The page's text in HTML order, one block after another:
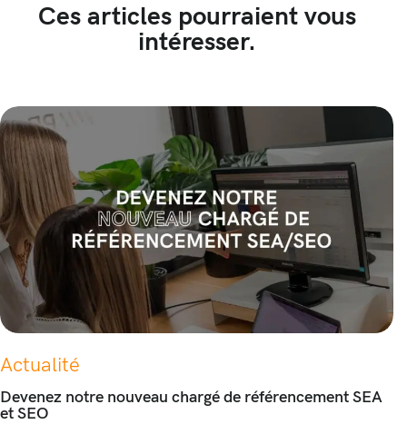
Ces articles pourraient vous
intéresser.
Actualité
Devenez notre nouveau chargé de référencement SEA
et SEO